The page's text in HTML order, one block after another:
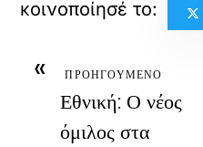
« ΠΡΟΗΓΟΥΜΕΝΟ
Εθνική: Ο νέος
όμιλος στα